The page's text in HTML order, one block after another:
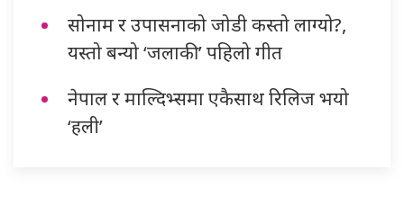
सोनाम र उपासनाको जोडी कस्तो लाग्यो?,
यस्तो बन्यो ‘जलाकी’ पहिलो गीत
नेपाल र माल्दिभ्समा एकैसाथ रिलिज भयो
‘हली’